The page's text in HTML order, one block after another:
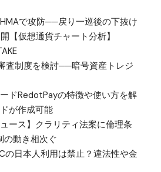
で攻防──戻り一巡後の下抜け
【仮想通貨チャート分析】
査制度を検討──暗号資産トレジ
ドRedotPayの特徴や使い方を解
が作成可能
ース】クラリティ法案に倫理条
動き相次ぐ
の日本人利用は禁止？違法性や金